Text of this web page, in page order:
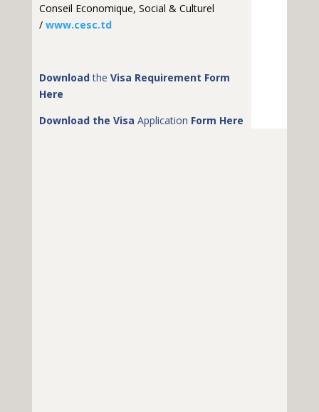
Conseil Economique, Social & Culturel
/www.cesc.td
Downloadthe Visa Requirement Form
Here
Download the Visa Application Form Here